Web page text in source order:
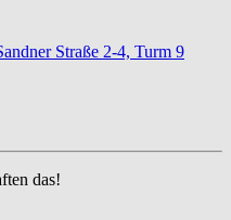
Straße 2-4, Turm 9
das!